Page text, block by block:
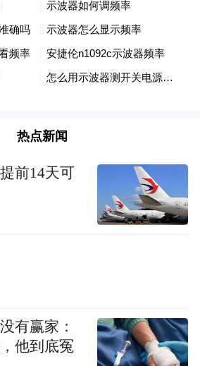
热点新闻
前14天可
有赢家：
他到底冤